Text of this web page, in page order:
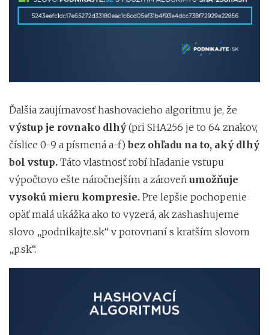
Ďalšia zaujímavosť hashovacieho algoritmu je, že
výstup je rovnako dlhý (pri SHA256 je to 64 znakov,
číslice 0-9 a písmená a-f)bez ohľadu na to, aký dlhý
bol vstup. Táto vlastnosť robí hľadanie vstupu
výpočtovo ešte náročnejším a zároveň umožňuje
vysokú mieru kompresie. Pre lepšie pochopenie
opäť malá ukážka ako to vyzerá, ak zashashujeme
slovo „podnikajte.sk“ v porovnaní s kratším slovom
„p.sk“.